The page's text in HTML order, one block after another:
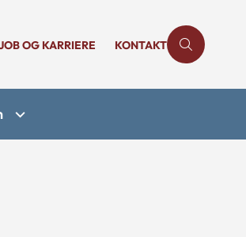
OG KARRIERE KONTAKT